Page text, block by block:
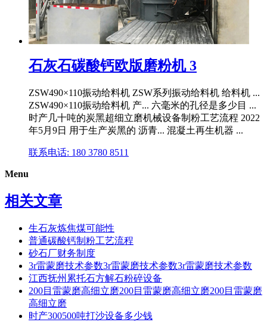
石灰石碳酸钙欧版磨粉机 3
ZSW490×110振动给料机 ZSW系列振动给料机 给料机 ...
ZSW490×110振动给料机 产... 六毫米的孔径是多少目 ...
时产几十吨的炭黑超细立磨机械设备制粉工艺流程 2022
年5月9日 用于生产炭黑的 沥青... 混凝土再生机器 ...
联系电话: 180 3780 8511
Menu
相关文章
生石灰炼焦煤可能性
普通碳酸钙制粉工艺流程
砂石厂财务制度
3r雷蒙磨技术参数3r雷蒙磨技术参数3r雷蒙磨技术参数
江西抚州累托石方解石粉碎设备
200目雷蒙磨高细立磨200目雷蒙磨高细立磨200目雷蒙磨
高细立磨
时产300500吨打沙设备多少钱